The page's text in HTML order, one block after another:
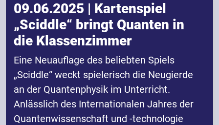
09.06.2025 | Kartenspiel
„Sciddle“ bringt Quanten in
die Klassenzimmer
Eine Neuauflage des beliebten Spiels
„Sciddle“ weckt spielerisch die Neugierde
an der Quantenphysik im Unterricht.
Anlässlich des Internationalen Jahres der
Quantenwissenschaft und -technologie